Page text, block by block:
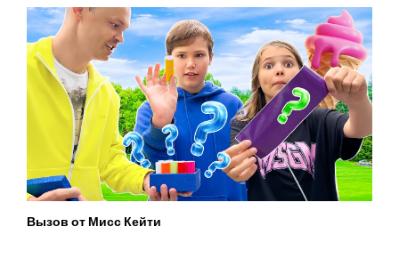
Вызов от Мисс Кейти